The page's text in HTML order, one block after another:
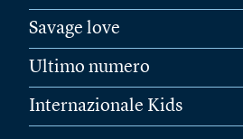
Savage love
Ultimo numero
Internazionale Kids